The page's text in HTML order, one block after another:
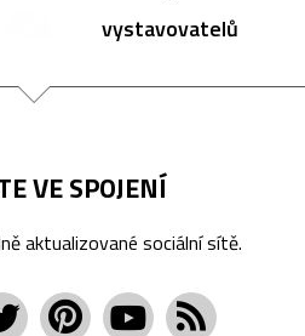
vystavovatelů
VE SPOJENÍ
aktualizované sociální sítě.